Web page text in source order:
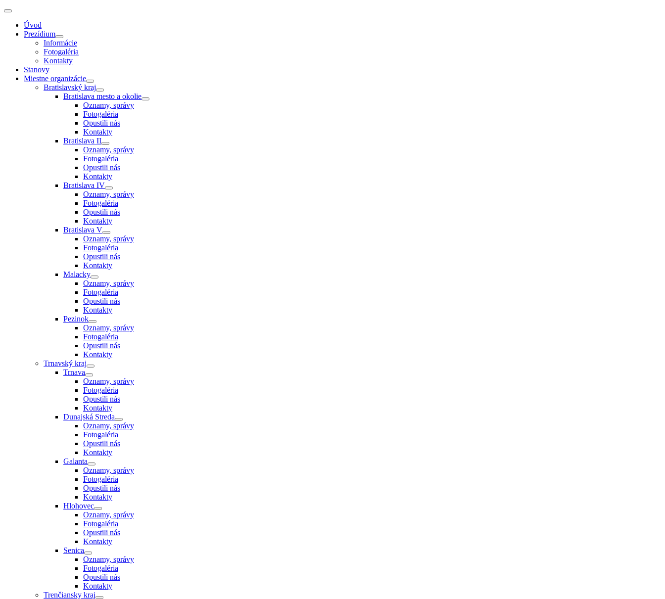
Úvod
Prezídium
Informácie
Fotogaléria
Kontakty
Stanovy
Miestne organizácie
Bratislavský kraj
Bratislava mesto a okolie
Oznamy, správy
Fotogaléria
Opustili nás
Kontakty
Bratislava II
Oznamy, správy
Fotogaléria
Opustili nás
Kontakty
Bratislava IV
Oznamy, správy
Fotogaléria
Opustili nás
Kontakty
Bratislava V
Oznamy, správy
Fotogaléria
Opustili nás
Kontakty
Malacky
Oznamy, správy
Fotogaléria
Opustili nás
Kontakty
Pezinok
Oznamy, správy
Fotogaléria
Opustili nás
Kontakty
Trnavský kraj
Trnava
Oznamy, správy
Fotogaléria
Opustili nás
Kontakty
Dunajská Streda
Oznamy, správy
Fotogaléria
Opustili nás
Kontakty
Galanta
Oznamy, správy
Fotogaléria
Opustili nás
Kontakty
Hlohovec
Oznamy, správy
Fotogaléria
Opustili nás
Kontakty
Senica
Oznamy, správy
Fotogaléria
Opustili nás
Kontakty
Trenčiansky kraj